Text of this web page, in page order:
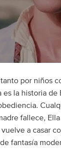
por niños
la historia de
fallece,
a casar
fantasía